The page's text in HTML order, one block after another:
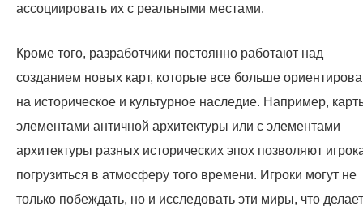
ассоциировать их с реальными местами.
Кроме того, разработчики постоянно работают над
созданием новых карт, которые все больше
на историческое и культурное наследие. Например,
элементами античной архитектуры или с элементами
архитектуры разных исторических эпох позволяют
погрузиться в атмосферу того времени. Игроки могут не
только побеждать, но и исследовать эти миры, что делает